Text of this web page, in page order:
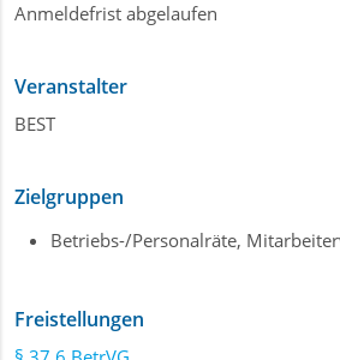
Anmeldefrist abgelaufen
Veranstalter
BEST
Zielgruppen
Betriebs-/Personalräte,
Freistellungen